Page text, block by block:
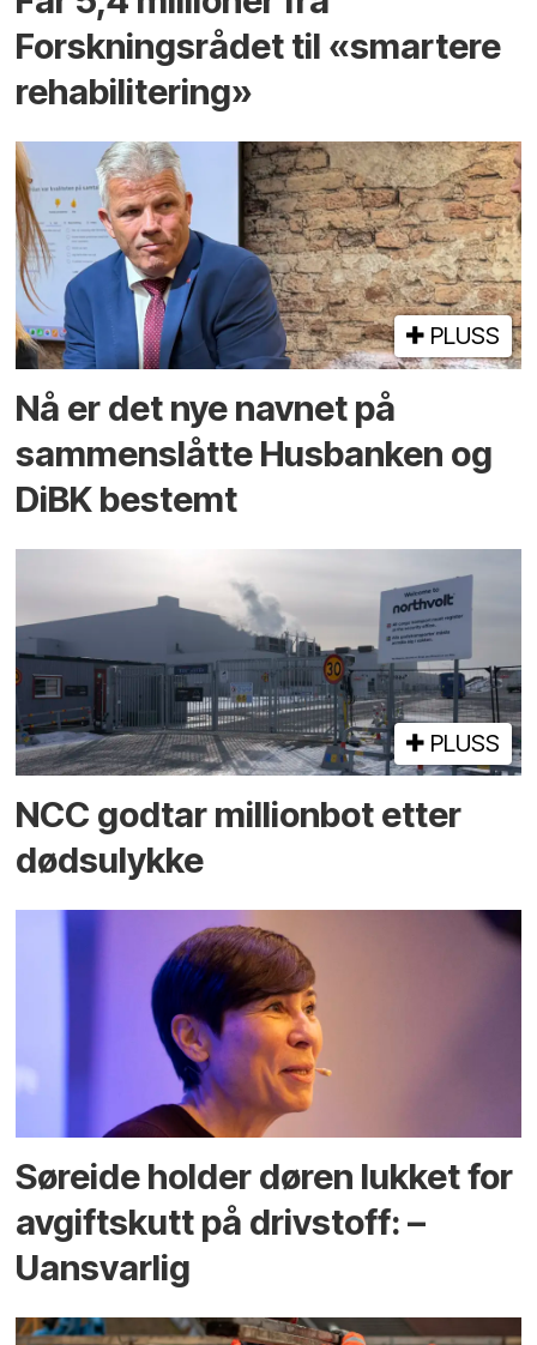
Forskningsrådet til «smartere
rehabilitering»
PLUSS
Nå er det nye navnet på
sammenslåtte Husbanken og
DiBK bestemt
PLUSS
NCC godtar millionbot etter
dødsulykke
Søreide holder døren lukket for
avgiftskutt på drivstoff: –
Uansvarlig